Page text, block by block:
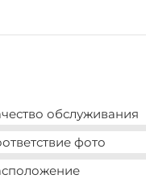
обслуживания
фото